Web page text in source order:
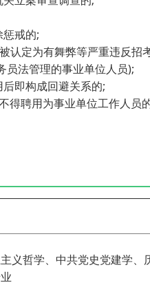
戒的;
认定为有舞弊等严重违反招
员法管理的事业单位人员);
即构成回避关系的;
聘用为事业单位工作人员的
义哲学、中共党史党建学、